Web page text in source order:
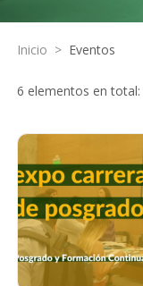
Inicio > Eventos
6 elementos en total: